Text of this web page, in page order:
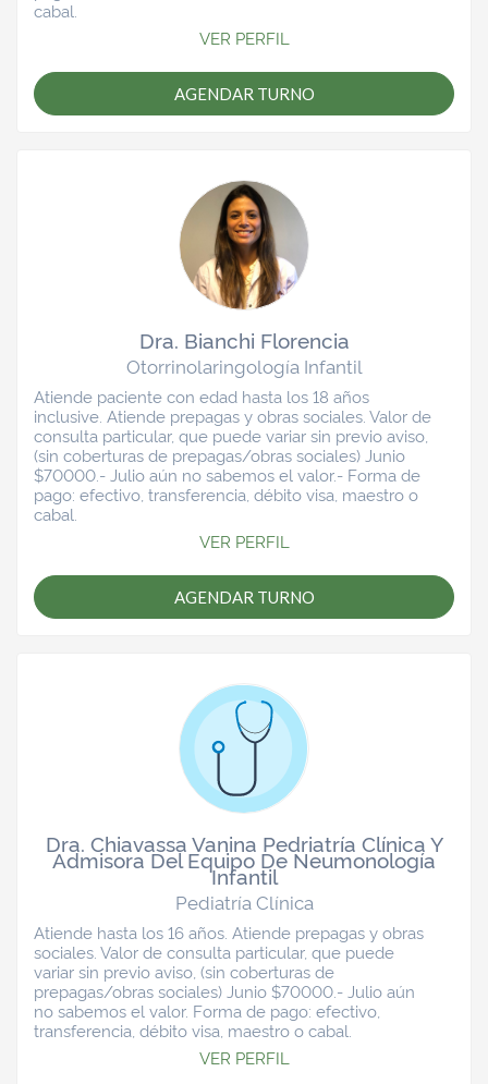
cabal.
VER PERFIL
AGENDAR TURNO
Dra. Bianchi Florencia
Otorrinolaringología Infantil
Atiende paciente con edad hasta los 18 años
inclusive. Atiende prepagas y obras sociales. Valor de
consulta particular, que puede variar sin previo aviso,
(sin coberturas de prepagas/obras sociales) Junio
$70000.- Julio aún no sabemos el valor.- Forma de
pago: efectivo, transferencia, débito visa, maestro o
cabal.
VER PERFIL
AGENDAR TURNO
Dra. Chiavassa Vanina Pedriatría Clínica Y
Admisora Del Equipo De Neumonología
Infantil
Pediatría Clínica
Atiende hasta los 16 años. Atiende prepagas y obras
sociales. Valor de consulta particular, que puede
variar sin previo aviso, (sin coberturas de
prepagas/obras sociales) Junio $70000.- Julio aún
no sabemos el valor. Forma de pago: efectivo,
transferencia, débito visa, maestro o cabal.
VER PERFIL